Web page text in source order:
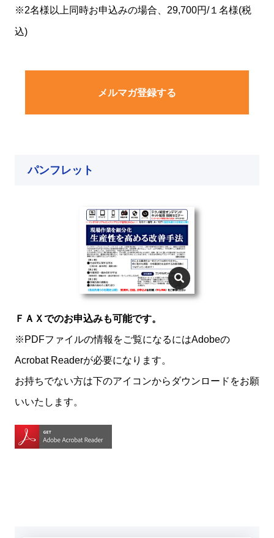
※2名様以上同時お申込みの場合、29,700円/１名様(税
込)
メルマガ登録する
パンフレット
ＦＡＸでのお申込みも可能です。
※PDFファイルの情報をご覧になるにはAdobeの
Acrobat Readerが必要になります。
お持ちでない方は下のアイコンからダウンロードをお願
いいたします。